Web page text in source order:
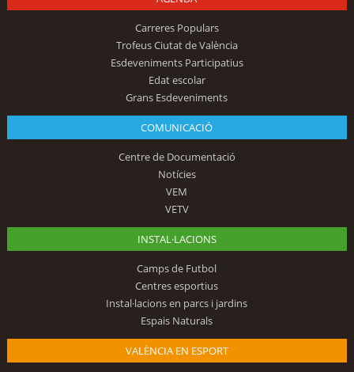
Carreres Populars
Trofeus Ciutat de València
Esdeveniments Participatius
Edat escolar
Grans Esdeveniments
COMUNICACIÓ
Centre de Documentació
Notícies
VEM
VETV
INSTAL·LACIONS
Camps de Futbol
Centres esportius
Instal·lacions en parcs i jardins
Espais Naturals
VALÈNCIA EN ESPORT